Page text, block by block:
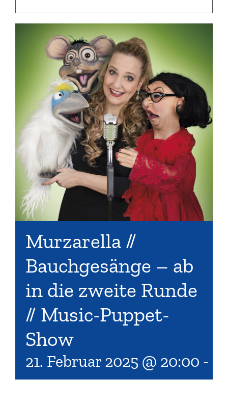
Murzarella //
Bauchgesänge – ab
in die zweite Runde
// Music-Puppet-
Show
21. Februar 2025 @ 20:00 -